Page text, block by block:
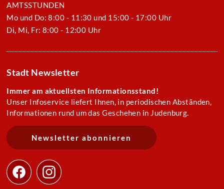
AMTSSTUNDEN
Mo und Do: 8:00 - 11:30 und 15:00 - 17:00 Uhr
Di, Mi, Fr: 8:00 - 12:00 Uhr
Stadt Newsletter
Immer am aktuellsten Informationsstand!
Unser Infoservice liefert Ihnen, in periodischen Abständen,
Informationen rund um das Geschehen in Judenburg.
Newsletter abonnieren